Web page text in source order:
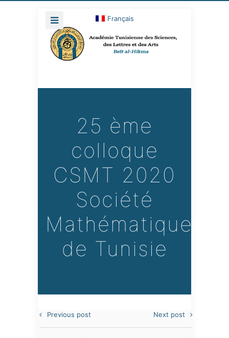
Français
25 ème
colloque
CSMT 2020
Société
Mathématiques
de Tunisie
Previous post Next post